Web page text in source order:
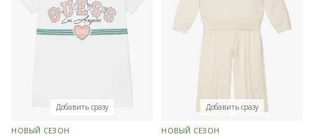
Добавить сразу
НОВЫЙ СЕЗОН
Добавить сразу
НОВЫЙ СЕЗОН